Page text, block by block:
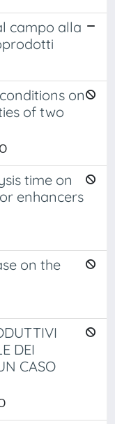
campo alla
on
of two
time on
enhancers
on the
DEI
CASO